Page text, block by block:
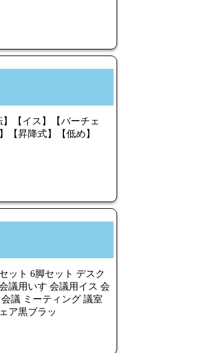
【イス】【バーチェ
【昇降式】【低め】
ット 6脚セット デスク
議用いす 会議用イス 会
議 ミーティング 議室
ア黒ブラッ